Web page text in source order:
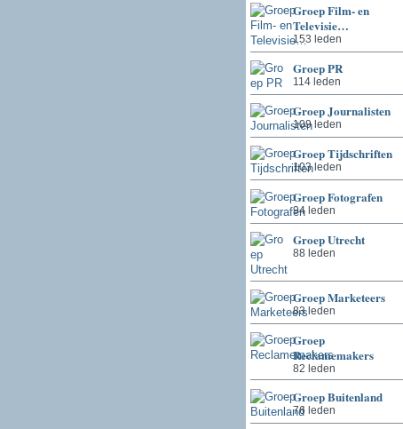
Groep Film- en
Televisie…
153 leden
Groep PR
114 leden
Groep Journalisten
109 leden
Groep Tijdschriften
103 leden
Groep Fotografen
94 leden
Groep Utrecht
88 leden
Groep Marketeers
83 leden
Groep
Reclamemakers
82 leden
Groep Buitenland
76 leden